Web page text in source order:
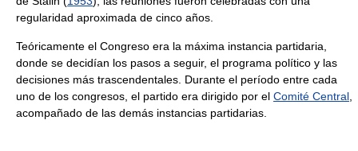
regularidad aproximada de cinco años.
Teóricamente el Congreso era la máxima instancia partidaria,
donde se decidían los pasos a seguir, el programa político y las
decisiones más trascendentales. Durante el período entre cada
uno de los congresos, el partido era dirigido por el Comité Central
acompañado de las demás instancias partidarias.